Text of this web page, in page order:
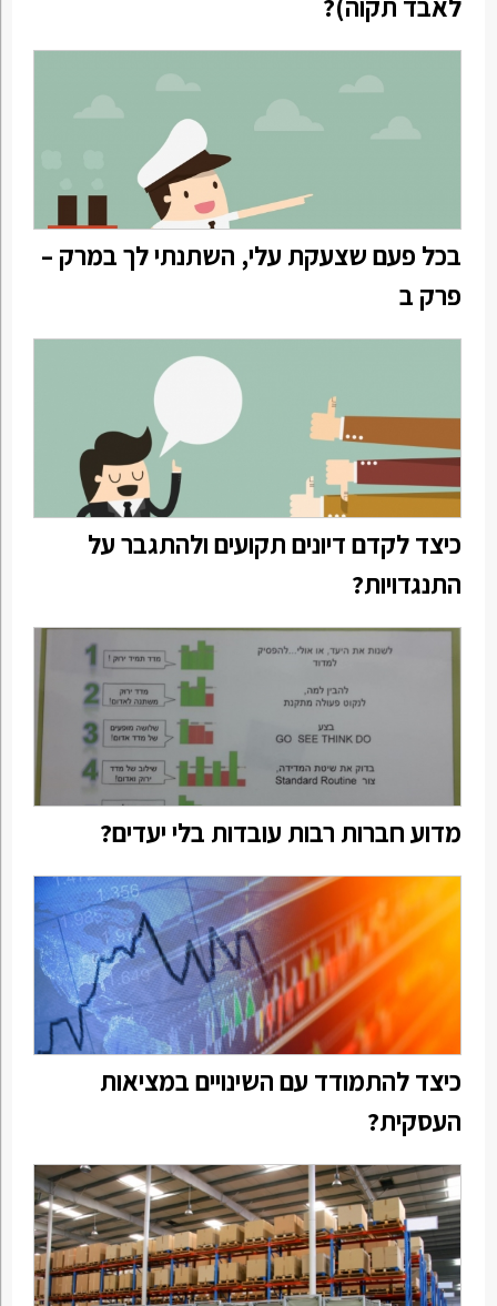
בכל פעם שצעקת עלי, השתנתי לך במרק –
פרק ב
כיצד לקדם דיונים תקועים ולהתגבר על
התנגדויות?
מדוע חברות רבות עובדות בלי יעדים?
כיצד להתמודד עם השינויים במציאות
העסקית?